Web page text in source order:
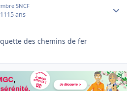
SNCF
15 ans
des chemins de fer